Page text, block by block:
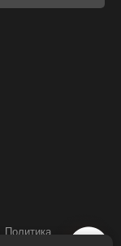
Политика